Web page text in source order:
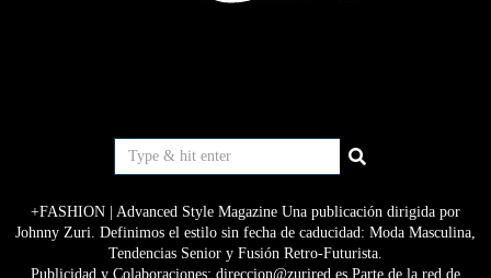
+FASHION | Advanced Style Magazine Una publicación dirigida por
Johnny Zuri. Definimos el estilo sin fecha de caducidad: Moda Masculina,
Tendencias Senior y Fusión Retro-Futurista.
Publicidad y Colaboraciones: direccion@zurired.es Parte de la red de